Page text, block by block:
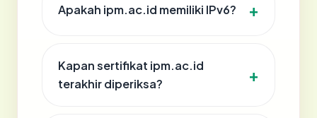
Apakah ipm.ac.id memiliki IPv6?
Kapan sertifikat ipm.ac.id
terakhir diperiksa?